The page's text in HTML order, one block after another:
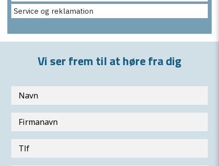
Service og reklamation
Vi ser frem til at høre fra dig